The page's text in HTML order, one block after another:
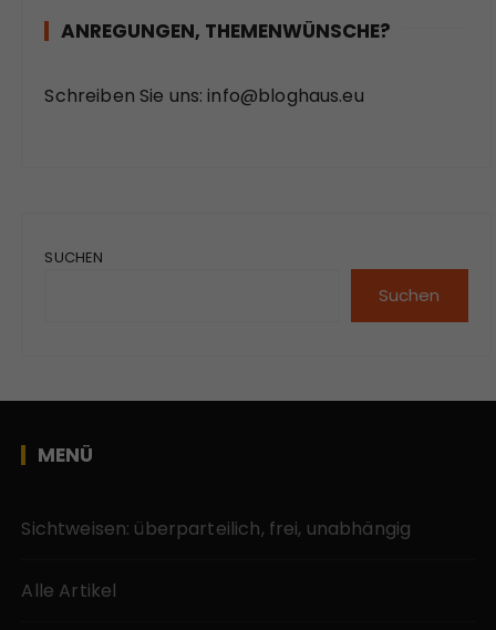
ANREGUNGEN, THEMENWÜNSCHE?
Schreiben Sie uns: info@bloghaus.eu
SUCHEN
Suchen
MENÜ
Sichtweisen: überparteilich, frei, unabhängig
Alle Artikel